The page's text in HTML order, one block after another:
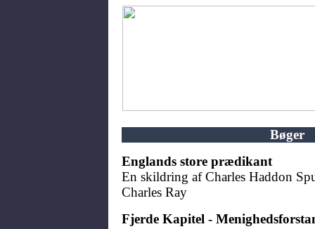
Bøger
Englands store prædikant
En skildring af Charles Haddon
Charles Ray
Fjerde Kapitel -